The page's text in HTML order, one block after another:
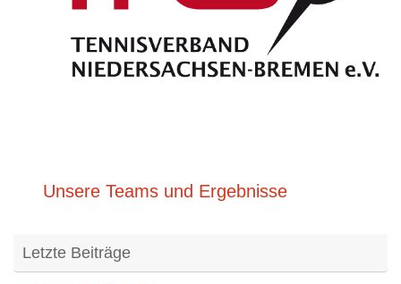
Unsere Teams und Ergebnisse
Letzte Beiträge